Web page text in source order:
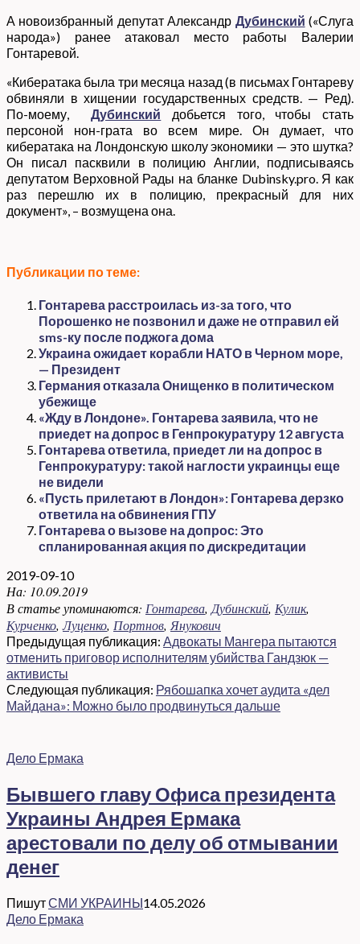
А новоизбранный депутат Александр Дубинский («Слуга
народа») ранее атаковал место работы Валерии
Гонтаревой.
«Кибератака была три месяца назад (в письмах Гонтареву
обвиняли в хищении государственных средств. — Ред).
По-моему, Дубинский добьется того, чтобы стать
персоной нон-грата во всем мире. Он думает, что
кибератака на Лондонскую школу экономики — это шутка?
Он писал пасквили в полицию Англии, подписываясь
депутатом Верховной Рады на бланке Dubinsky.pro. Я как
раз перешлю их в полицию, прекрасный для них
документ», – возмущена она.
Публикации по теме:
Гонтарева расстроилась из-за того, что
Порошенко не позвонил и даже не отправил ей
sms-ку после поджога дома
Украина ожидает корабли НАТО в Черном море,
— Президент
Германия отказала Онищенко в политическом
убежище
«Жду в Лондоне». Гонтарева заявила, что не
приедет на допрос в Генпрокуратуру 12 августа
Гонтарева ответила, приедет ли на допрос в
Генпрокуратуру: такой наглости украинцы еще
не видели
«Пусть прилетают в Лондон»: Гонтарева дерзко
ответила на обвинения ГПУ
Гонтарева о вызове на допрос: Это
спланированная акция по дискредитации
2019-09-10
На: 10.09.2019
В статье упоминаются: Гонтарева,Дубинский, Кулик,
Курченко,Луценко, Портнов,Янукович
Предыдущая публикация: Адвокаты Мангера пытаются
отменить приговор исполнителям убийства Гандзюк —
активисты
Следующая публикация: Рябошапка хочет аудита «дел
Майдана»: Можно было продвинуться дальше
Дело Ермака
Бывшего главу Офиса президента
Украины Андрея Ермака
арестовали по делу об отмывании
денег
ПишутСМИ УКРАИНЫ14.05.2026
Дело Ермака